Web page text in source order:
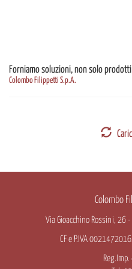
Forniamo soluzioni, non solo prodotti
Colombo Filippetti S.p.A.
Colombo
Via Gioacchino Rossini, 26
CF e P.IVA